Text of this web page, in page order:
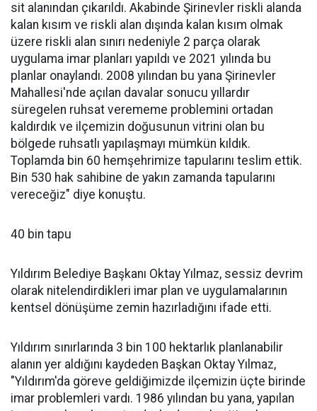
sit alanından çıkarıldı. Akabinde Şirinevler riskli alanda
kalan kısım ve riskli alan dışında kalan kısım olmak
üzere riskli alan sınırı nedeniyle 2 parça olarak
uygulama imar planları yapıldı ve 2021 yılında bu
planlar onaylandı. 2008 yılından bu yana Şirinevler
Mahallesi'nde açılan davalar sonucu yıllardır
süregelen ruhsat verememe problemini ortadan
kaldırdık ve ilçemizin doğusunun vitrini olan bu
bölgede ruhsatlı yapılaşmayı mümkün kıldık.
Toplamda bin 60 hemşehrimize tapularını teslim ettik.
Bin 530 hak sahibine de yakın zamanda tapularını
vereceğiz" diye konuştu.
40 bin tapu
Yıldırım Belediye Başkanı Oktay Yılmaz, sessiz devrim
olarak nitelendirdikleri imar plan ve uygulamalarının
kentsel dönüşüme zemin hazırladığını ifade etti.
Yıldırım sınırlarında 3 bin 100 hektarlık planlanabilir
alanın yer aldığını kaydeden Başkan Oktay Yılmaz,
"Yıldırım'da göreve geldiğimizde ilçemizin üçte birinde
imar problemleri vardı. 1986 yılından bu yana, yapılan